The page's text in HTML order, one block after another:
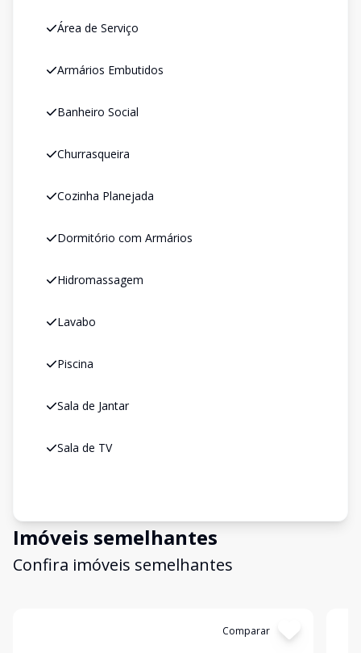
Área de Serviço
Armários Embutidos
Banheiro Social
Churrasqueira
Cozinha Planejada
Dormitório com Armários
Hidromassagem
Lavabo
Piscina
Sala de Jantar
Sala de TV
Imóveis semelhantes
Confira imóveis semelhantes
Comparar